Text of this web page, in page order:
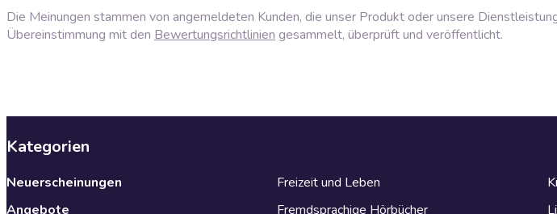
Die Meinungen stammen von angemeldeten Kunden, die unser Produkt oder unsere
Übereinstimmung mit den Bewertungsrichtlinien gesammelt, überprüft und veröffentlicht.
Kategorien
Neuerscheinungen
Angebote
Freizeit und Leben
Fremdsprachige Hörbücher